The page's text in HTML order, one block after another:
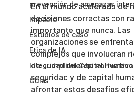
prevención de amenazas
Impacto
Estudios de caso
Etica de IA
Integridad del Capital Humano
Guias
En el mundo acelerado de
decisiones correctas con
importante que nunca. Las
organizaciones se
complejos que involucran
de cumplimiento
seguridad y de capital
afrontar estos desafíos